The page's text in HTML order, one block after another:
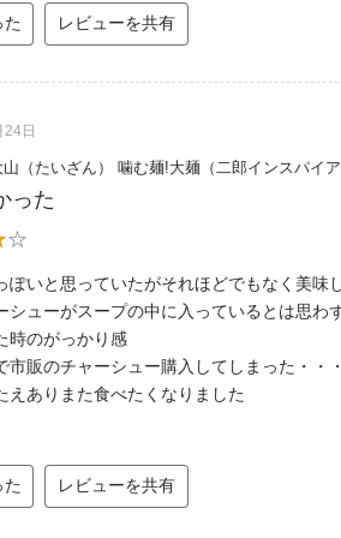
レビューを共有
24日
山（たいざん） 噛む麺!大麺（二郎インスパイア
った
ぽいと思っていたがそれほどでもなく美味
シューがスープの中に入っているとは思わ
時のがっかり感
市販のチャーシュー購入してしまった・・・
えありまた食べたくなりました
レビューを共有